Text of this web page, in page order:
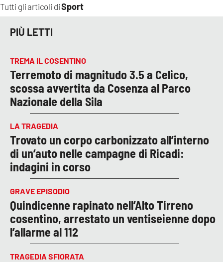
Tutti gli articoli diSport
PIÙ LETTI
TREMA IL COSENTINO
Terremoto di magnitudo 3.5 a Celico,
scossa avvertita da Cosenza al Parco
Nazionale della Sila
LA TRAGEDIA
Trovato un corpo carbonizzato all’interno
di un’auto nelle campagne di Ricadi:
indagini in corso
GRAVE EPISODIO
Quindicenne rapinato nell’Alto Tirreno
cosentino, arrestato un ventiseienne dopo
l’allarme al 112
TRAGEDIA SFIORATA